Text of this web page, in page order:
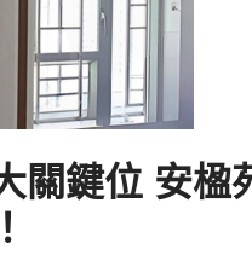
關鍵位 安